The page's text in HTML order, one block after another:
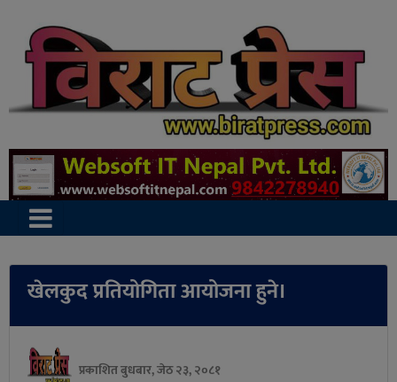
खेलकुद प्रतियोगिता आयोजना हुने।
प्रकाशित बुधबार, जेठ २३, २०८१